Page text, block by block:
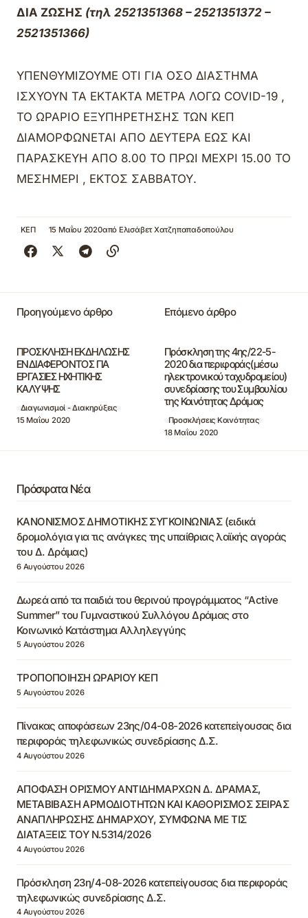
ΔΙΑ ΖΩΣΗΣ (τηλ 2521351368 – 2521351372 –
2521351366)
ΥΠΕΝΘΥΜΙΖΟΥΜΕ ΟΤΙ ΓΙΑ ΟΣΟ ΔΙΑΣΤΗΜΑ
ΙΣΧΥΟΥΝ ΤΑ ΕΚΤΑΚΤΑ ΜΕΤΡΑ ΛΟΓΩ COVID-19 ,
ΤΟ ΩΡΑΡΙΟ ΕΞΥΠΗΡΕΤΗΣΗΣ ΤΩΝ ΚΕΠ
ΔΙΑΜΟΡΦΩΝΕΤΑΙ ΑΠΟ ΔΕΥΤΕΡΑ ΕΩΣ ΚΑΙ
ΠΑΡΑΣΚΕΥΗ ΑΠΟ 8.00 ΤΟ ΠΡΩΙ ΜΕΧΡΙ 15.00 ΤΟ
ΜΕΣΗΜΕΡΙ , ΕΚΤΟΣ ΣΑΒΒΑΤΟΥ.
ΚΕΠ 15 Μαΐου 2020από Ελισάβετ Χατζηπαπαδοπούλου
Προηγούμενο άρθρο
ΠΡΟΣΚΛΗΣΗ ΕΚΔΗΛΩΣΗΣ
ΕΝΔΙΑΦΕΡΟΝΤΟΣ ΓΙΑ
ΕΡΓΑΣΙΕΣ ΗΧΗΤΙΚΗΣ
ΚΑΛΥΨΗΣ
Διαγωνισμοί - Διακηρύξεις
15 Μαΐου 2020
Επόμενο άρθρο
Πρόσκληση της 4ης/22-5-
2020 δια περιφοράς(μέσω
ηλεκτρονικού ταχυδρομείου)
συνεδρίασης του Συμβουλίου
της Κοινότητας Δράμας
Προσκλήσεις Κοινότητας
18 Μαΐου 2020
Πρόσφατα Νέα
ΚΑΝΟΝΙΣΜΟΣ ΔΗΜΟΤΙΚΗΣ ΣΥΓΚΟΙΝΩΝΙΑΣ (ειδικά
δρομολόγια για τις ανάγκες της υπαίθριας λαϊκής αγοράς
του Δ. Δράμας)
6 Αυγούστου 2026
Δωρεά από τα παιδιά του θερινού προγράμματος “Active
Summer” του Γυμναστικού Συλλόγου Δράμας στο
Κοινωνικό Κατάστημα Αλληλεγγύης
5 Αυγούστου 2026
ΤΡΟΠΟΠΟΙΗΣΗ ΩΡΑΡΙΟΥ ΚΕΠ
5 Αυγούστου 2026
Πίνακας αποφάσεων 23ης/04-08-2026 κατεπείγουσας δια
περιφοράς τηλεφωνικώς συνεδρίασης Δ.Σ.
4 Αυγούστου 2026
ΑΠΟΦΑΣΗ ΟΡΙΣΜΟΥ ΑΝΤΙΔΗΜΑΡΧΩΝ Δ. ΔΡΑΜΑΣ,
ΜΕΤΑΒΙΒΑΣΗ ΑΡΜΟΔΙΟΤΗΤΩΝ ΚΑΙ ΚΑΘΟΡΙΣΜΟΣ ΣΕΙΡΑΣ
ΑΝΑΠΛΗΡΩΣΗΣ ΔΗΜΑΡΧΟΥ, ΣΥΜΦΩΝΑ ΜΕ ΤΙΣ
ΔΙΑΤΑΞΕΙΣ ΤΟΥ Ν.5314/2026
4 Αυγούστου 2026
Πρόσκληση 23η/4-08-2026 κατεπείγουσας δια περιφοράς
τηλεφωνικώς συνεδρίασης Δ.Σ.
4 Αυγούστου 2026